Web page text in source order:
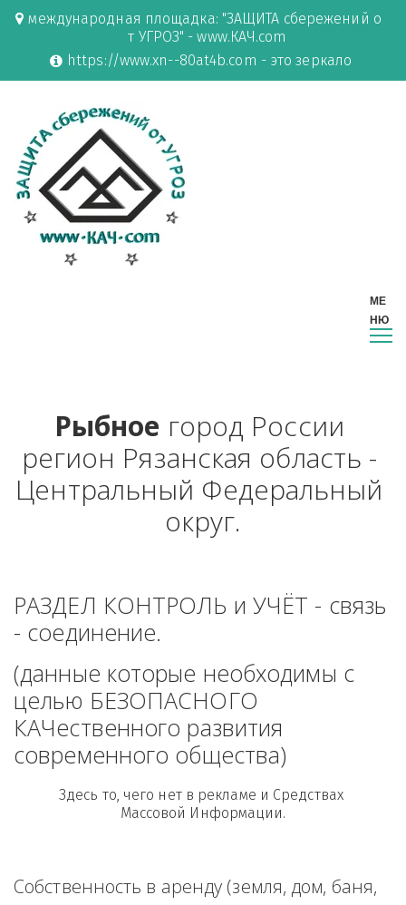
международная площадка: "ЗАЩИТА сбережений о
т УГРОЗ" - www.КАЧ.com
https://www.xn--80at4b.com - это зеркало
Рыбное город России
регион Рязанская область -
Центральный Федеральный
округ.
РАЗДЕЛ КОНТРОЛЬ и УЧЁТ - связь
- соединение.
(данные которые необходимы с
целью БЕЗОПАСНОГО
КАЧественного развития
современного общества)
Здесь то, чего нет в рекламе и Средствах
Массовой Информации.
Собственность в аренду (земля, дом, баня,